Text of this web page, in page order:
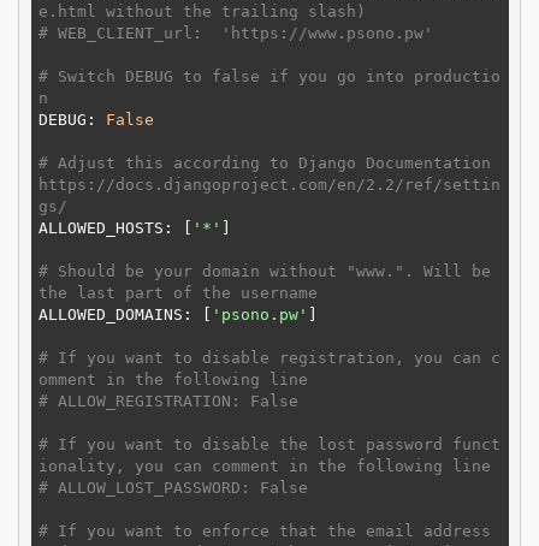
e.html without the trailing slash)
# WEB_CLIENT_url:  'https://www.psono.pw'
# Switch DEBUG to false if you go into productio
n
DEBUG: False
# Adjust this according to Django Documentation
https://docs.djangoproject.com/en/2.2/ref/settin
gs/
ALLOWED_HOSTS: [ '*' ]
# Should be your domain without "www.". Will be
the last part of the username
ALLOWED_DOMAINS: [ 'psono.pw' ]
# If you want to disable registration, you can c
omment in the following line
# ALLOW_REGISTRATION: False
# If you want to disable the lost password funct
ionality, you can comment in the following line
# ALLOW_LOST_PASSWORD: False
# If you want to enforce that the email address